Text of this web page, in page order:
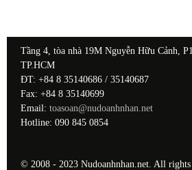
Tầng 4, tòa nhà 19M Nguyễn Hữu Cảnh,
TP.HCM
ĐT: +84 8 35140686 / 35140687
Fax: +84 8 35140699
Email: toasoan@nudoanhnhan.net
Hotline: 090 845 0854
© 2008 - 2023 Nudoanhnhan.net. All rights